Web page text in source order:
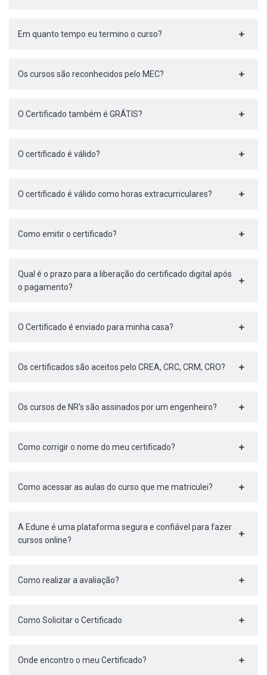
Em quanto tempo eu termino o curso?
Os cursos são reconhecidos pelo MEC?
O Certificado também é GRÁTIS?
O certificado é válido?
O certificado é válido como horas extracurriculares?
Como emitir o certificado?
Qual é o prazo para a liberação do certificado digital após
o pagamento?
O Certificado é enviado para minha casa?
Os certificados são aceitos pelo CREA, CRC, CRM, CRO?
Os cursos de NR's são assinados por um engenheiro?
Como corrigir o nome do meu certificado?
Como acessar as aulas do curso que me matriculei?
A Edune é uma plataforma segura e confiável para fazer
cursos online?
Como realizar a avaliação?
Como Solicitar o Certificado
Onde encontro o meu Certificado?